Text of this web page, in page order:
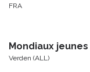
FRA
Mondiaux
Verden (ALL)